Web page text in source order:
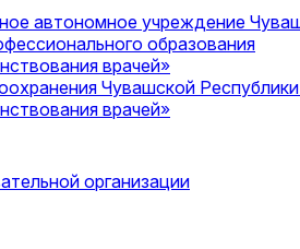
автономное учреждение
образования
врачей»
Чувашской
врачей»
организации